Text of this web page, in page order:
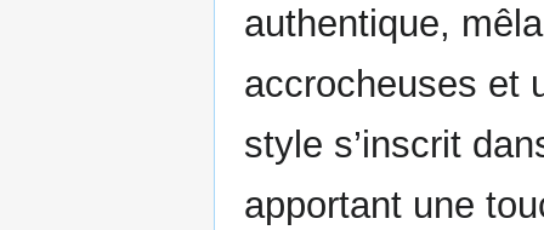
authentique,
accrocheuses et
style s’inscrit
apportant une